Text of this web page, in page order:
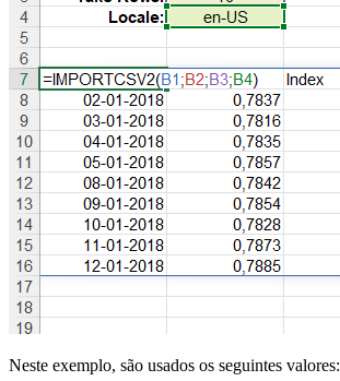
Neste exemplo, são usados os seguintes valores: